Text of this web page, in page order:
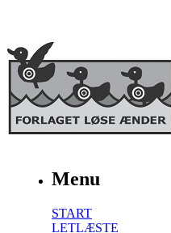
Menu
START
LETLÆSTE